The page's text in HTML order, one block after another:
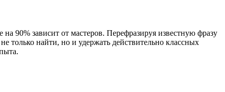
90% зависит от мастеров. Перефразируя известную фразу
найти, но и удержать действительно классных